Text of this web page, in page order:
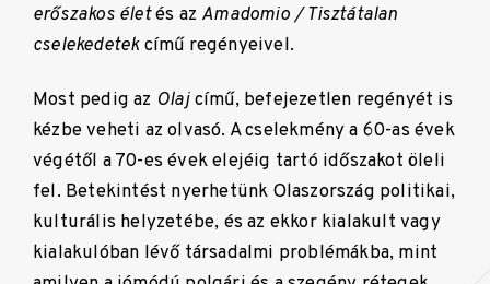
erőszakos életés az Amadomio / Tisztátalan
cselekedetekcímű regényeivel.
Most pedig az Olajcímű, befejezetlen regényét is
kézbe veheti az olvasó. A cselekmény a 60-as évek
végétől a 70-es évek elejéig tartó időszakot öleli
fel. Betekintést nyerhetünk Olaszország politikai,
kulturális helyzetébe, és az ekkor kialakult vagy
kialakulóban lévő társadalmi problémákba, mint